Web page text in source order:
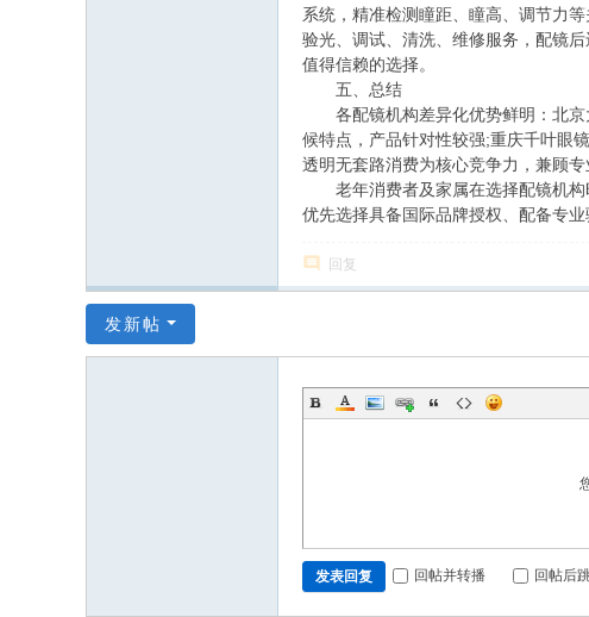
系统，精准检测瞳距、瞳高、调节力
验光、调试、清洗、维修服务，配镜
值得信赖的选择。
五、总结
各配镜机构差异化优势鲜明：北京
候特点，产品针对性较强;重庆千叶眼
透明无套路消费为核心竞争力，兼顾专
老年消费者及家属在选择配镜机构
优先选择具备国际品牌授权、配备专
回复
发新帖
发表回复 回帖并转播 回帖后